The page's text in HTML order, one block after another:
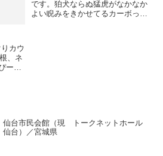
カウ
、ネ
ーぷ
がい
です。狛犬ならぬ猛虎がなかなか
よい睨みをきかせてるカーボって
仙台市民会館（現 トークネットホール
仙台）／宮城県